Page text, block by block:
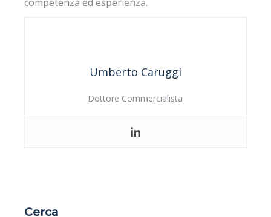
Umberto Caruggi
Dottore Commercialista
Cerca